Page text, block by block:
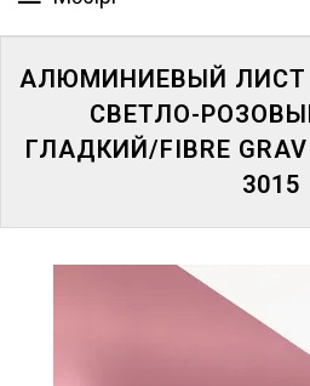
ПАНЕЛИ
АЛЮМИНИЕВЫЙ ЛИСТ
СВЕТЛО-
ГЛАДКИЙ/FIBRE
3015